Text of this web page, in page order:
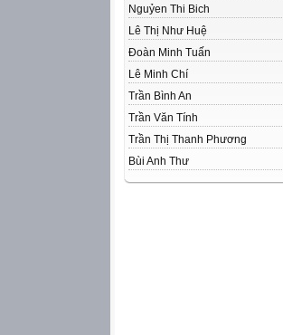
Nguỷen Thi Bich
Lê Thị Như Huệ
Đoàn Minh Tuấn
Lê Minh Chí
Trần Bình An
Trần Văn Tính
Trần Thị Thanh Phương
Bùi Anh Thư